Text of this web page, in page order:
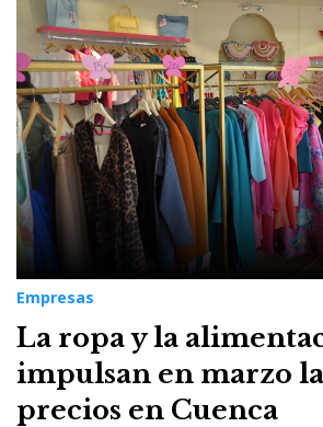
Empresas
La ropa y la
impulsan en marzo
precios en Cuenca